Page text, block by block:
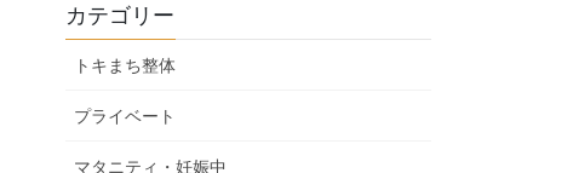
カテゴリー
トキまち整体
プライベート
マタニティ・妊娠中